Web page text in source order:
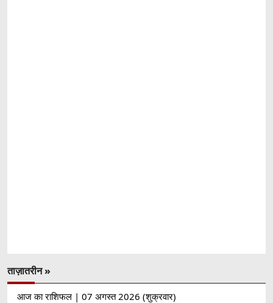
ताज़ातरीन »
आज का राशिफल | 07 अगस्त 2026 (शुक्रवार)